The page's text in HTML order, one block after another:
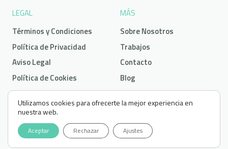
LEGAL
Términos y Condiciones
Política de Privacidad
Aviso Legal
Política de Cookies
MÁS
Sobre Nosotros
Trabajos
Contacto
Blog
info@nuraivastudio.com
Utilizamos cookies para ofrecerte la mejor experiencia en
nuestra web.
Aceptar Rechazar Ajustes